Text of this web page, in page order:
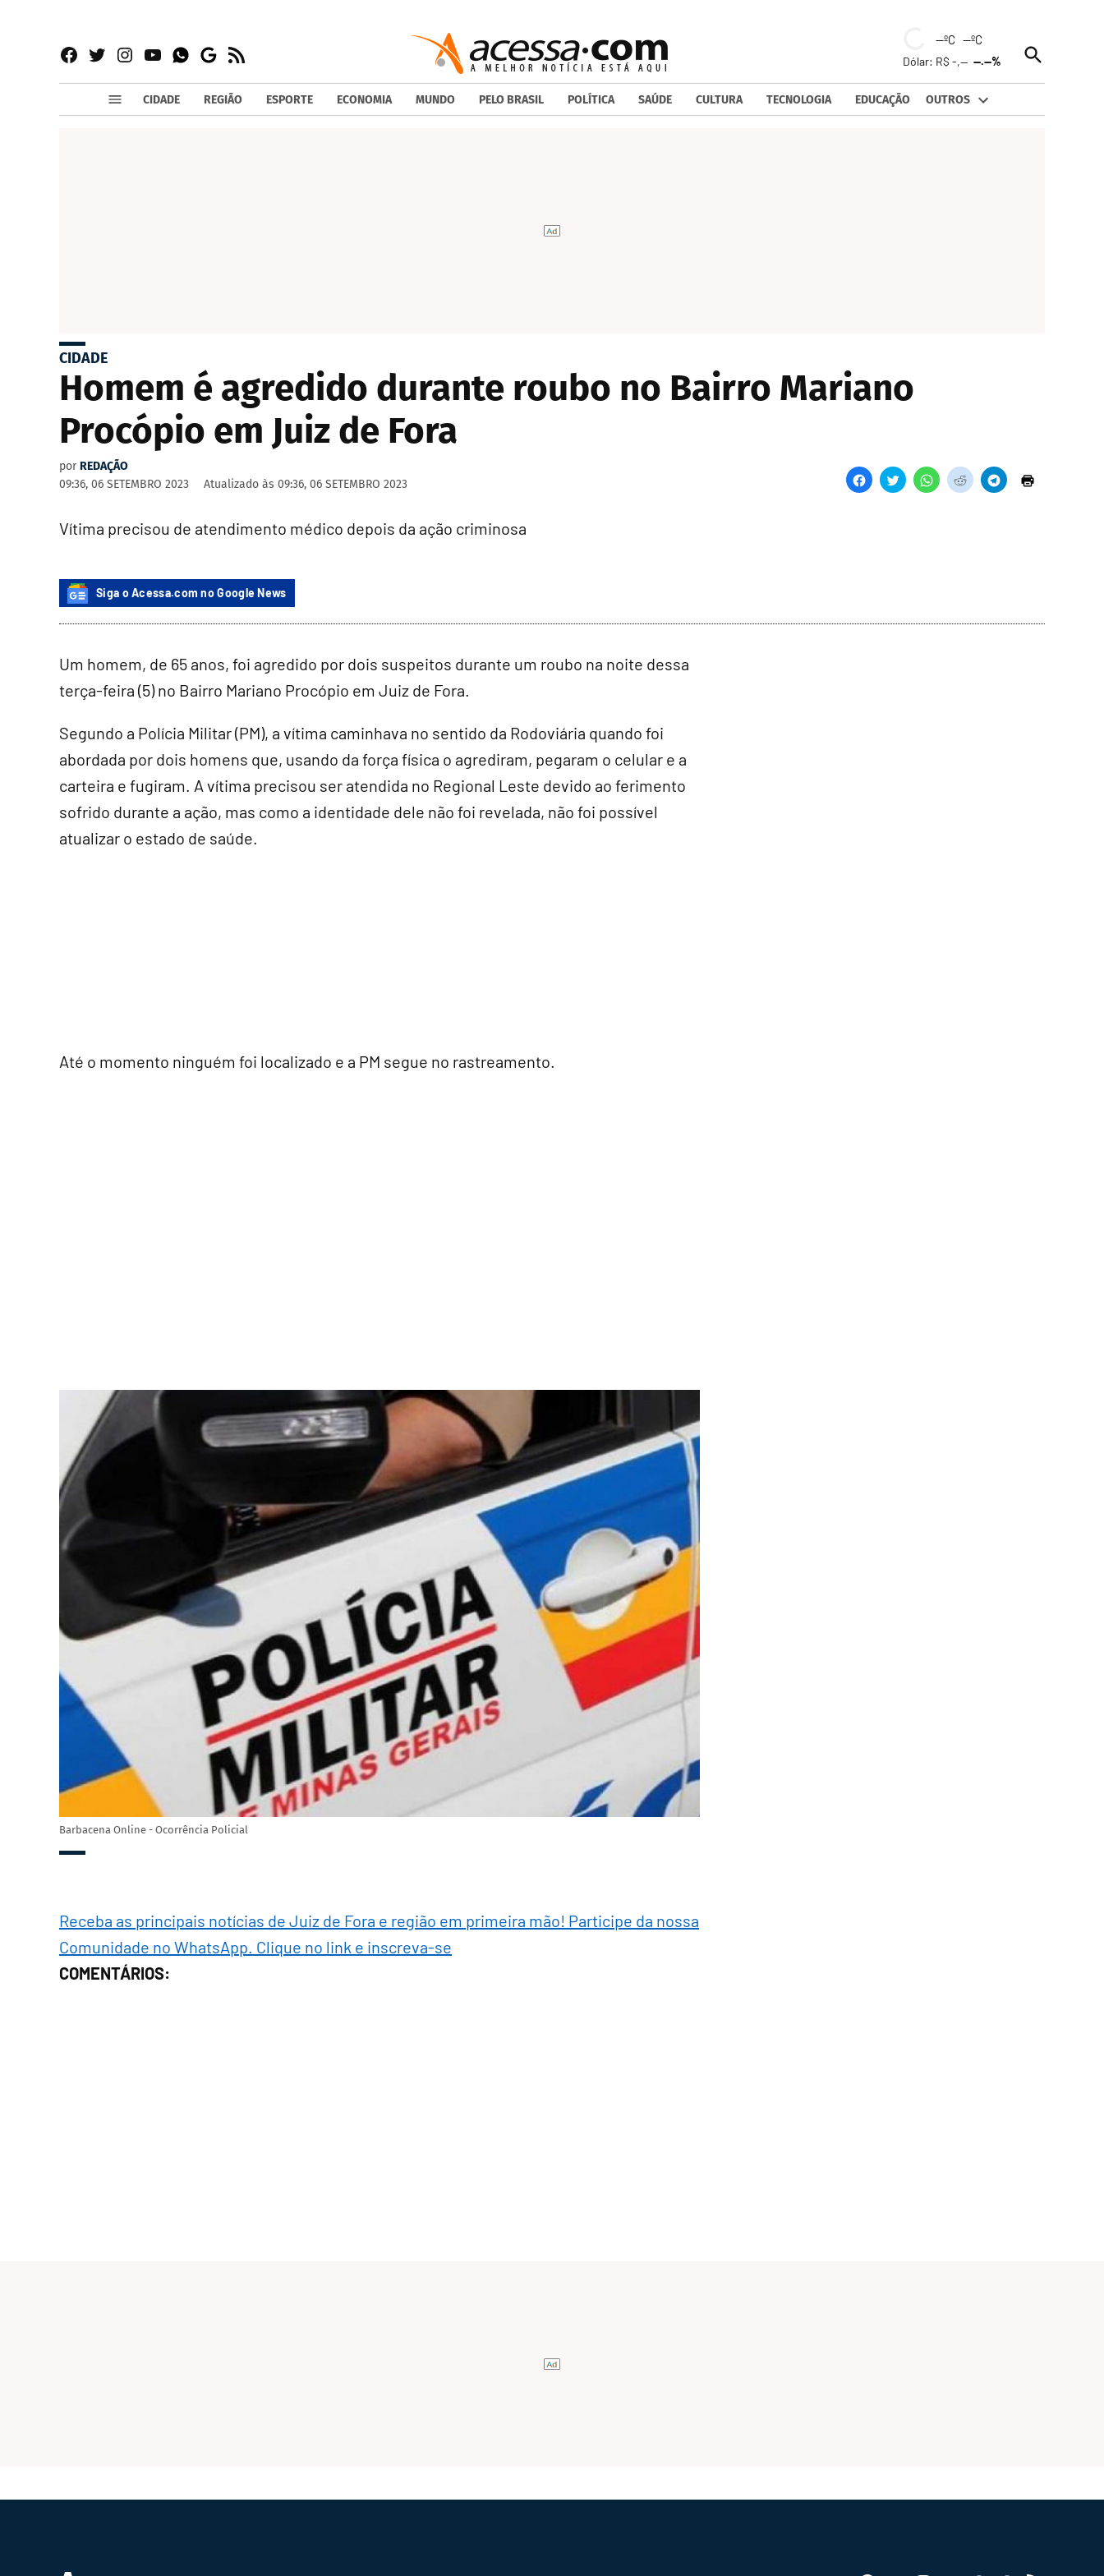
Facebook
TwitterInstagram
YouTubeWhatsapp
Google
News
RSS
--ºC --ºC
Dólar: R$ -,----.--%
Open
Search
CIDADE REGIÃO ESPORTE ECONOMIA MUNDO PELO BRASIL POLÍTICA SAÚDE CULTURA TECNOLOGIA EDUCAÇÃO OUTROS
CIDADE
Homem é agredido durante roubo no Bairro Mariano
Procópio em Juiz de Fora
por REDAÇÃO
09:36, 06 SETEMBRO 2023
Atualizado às 09:36, 06 SETEMBRO 2023
Vítima precisou de atendimento médico depois da ação criminosa
Siga o Acessa.com no Google News
Um homem, de 65 anos, foi agredido por dois suspeitos durante um roubo na noite dessa
terça-feira (5) no Bairro Mariano Procópio em Juiz de Fora.
Segundo a Polícia Militar (PM), a vítima caminhava no sentido da Rodoviária quando foi
abordada por dois homens que, usando da força física o agrediram, pegaram o celular e a
carteira e fugiram. A vítima precisou ser atendida no Regional Leste devido ao ferimento
sofrido durante a ação, mas como a identidade dele não foi revelada, não foi possível
atualizar o estado de saúde.
Até o momento ninguém foi localizado e a PM segue no rastreamento.
Barbacena Online - Ocorrência Policial
Receba as principais notícias de Juiz de Fora e região em primeira mão! Participe da nossa
Comunidade no WhatsApp. Clique no link e inscreva-se
COMENTÁRIOS: